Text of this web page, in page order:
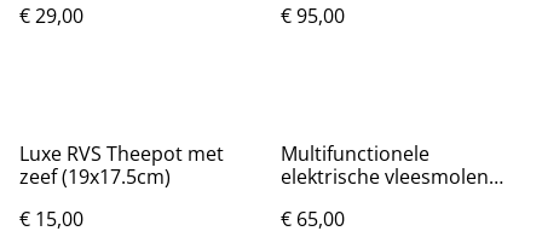
€ 29,00 € 95,00
Luxe RVS Theepot met
zeef (19x17.5cm)
€ 15,00
Multifunctionele
elektrische vleesmolen
€ 65,00